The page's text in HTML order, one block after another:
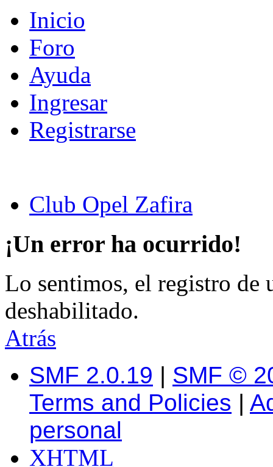
Inicio
Foro
Ayuda
Ingresar
Registrarse
Club Opel Zafira
¡Un error ha ocurrido!
Lo sentimos, el registro de
deshabilitado.
Atrás
SMF 2.0.19 | SMF ©
Terms and Policies |
personal
XHTML